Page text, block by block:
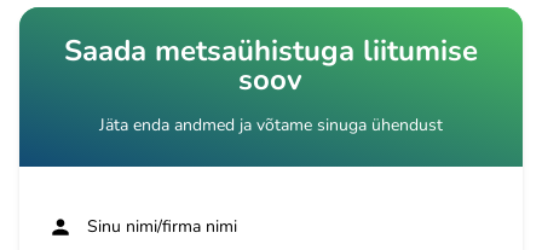
Saada metsaühistuga liitumise
soov
Jäta enda andmed ja võtame sinuga ühendust
Sinu nimi/firma nimi